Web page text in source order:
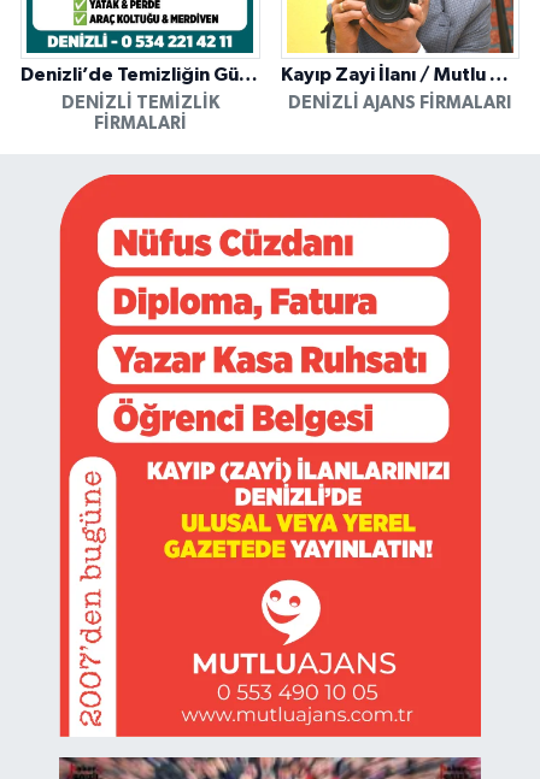
Denizli’de Temizliğin Güvenilir Adresi: Özkan Yerinde Yıkama
DENIZLI TEMIZLIK
FIRMALARI
Kayıp Zayi İlanı / Mutlu Ajans / Denizli
DENIZLI AJANS FIRMALARI